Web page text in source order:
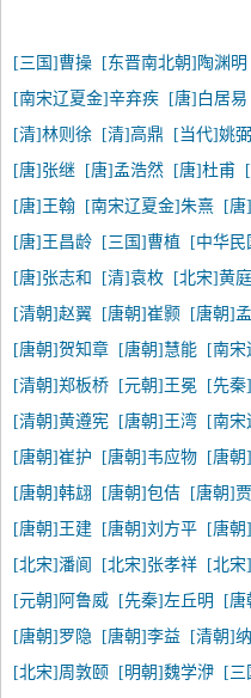
[三国]曹操 [东晋南北朝]陶渊明
[南宋辽夏金]辛弃疾
[唐]白居易
[清]林则徐
[清]高鼎 [当代]姚弼
[唐]张继
[唐]孟浩然 [唐]杜甫
[唐]王翰
[南宋辽夏金]朱熹 [唐
[唐]王昌龄
[三国]曹植 [中华民
[唐]张志和
[清]袁枚 [北宋]黄
[清朝]赵翼
[唐朝]崔颢 [唐朝]
[唐朝]贺知章
[唐朝]慧能 [南宋
[清朝]郑板桥
[元朝]王冕 [先秦
[清朝]黄遵宪
[唐朝]王湾 [南宋
[唐朝]崔护
[唐朝]韦应物 [唐朝
[唐朝]韩翃
[唐朝]包佶 [唐朝]
[唐朝]王建
[唐朝]刘方平 [唐朝
[北宋]潘阆
[北宋]张孝祥 [北宋
[元朝]阿鲁威
[先秦]左丘明 [唐
[唐朝]罗隐
[唐朝]李益 [清朝]
[北宋]周敦颐
[明朝]魏学洢 [三